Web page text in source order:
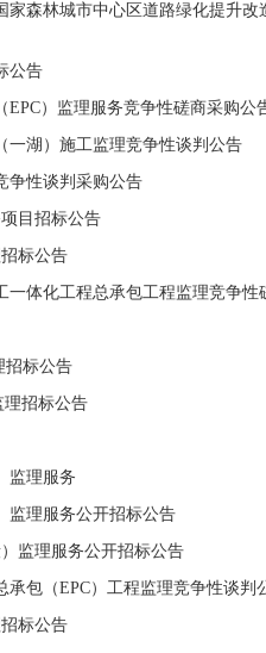
家森林城市中心区道路绿化提升
公告
EPC）监理服务竞争性磋商采购公
一湖）施工监理竞争性谈判公告
争性谈判采购公告
目招标公告
标公告
一体化工程总承包工程监理竞争性
招标公告
理招标公告
监理服务
监理服务公开招标公告
监理服务公开招标公告
承包（EPC）工程监理竞争性谈判
标公告